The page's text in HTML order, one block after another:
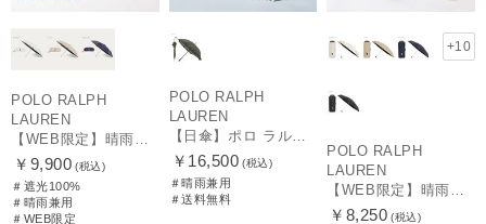
POLO RALPH
LAUREN
￥9,900 (税込)
＃遮光100%
＃晴雨兼用
＃WEB限定
POLO RALPH
LAUREN
【日傘】ポロ ラルフ ローレン(POLO RALPH LAUREN)エンブフリル 長傘 【公式ムーンバット】 遮光 遮熱 UV 晴雨兼用
￥16,500 (税込)
＃晴雨兼用
＃送料無料
+10
POLO RALPH
LAUREN
【WEB限定】晴雨兼用折りたたみ日傘 ポロ ラルフ ローレン ポロポニー刺繍 POLO BEAR 雨の日OK 遮光100% 遮熱 簡単開閉 UV100% 晴雨兼用
￥8,250 (税込)